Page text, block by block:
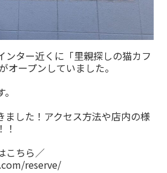
ンター近くに「里親探しの猫カフ
オープンしていました。
ました！アクセス方法や店内の様
こちら／
reserve/